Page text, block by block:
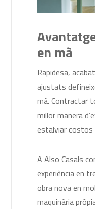
en mà
Rapidesa,
ajustats
mà. Contractar
millor manera
estalviar costos
A Also Casals
experiència en
obra nova en
maquinària